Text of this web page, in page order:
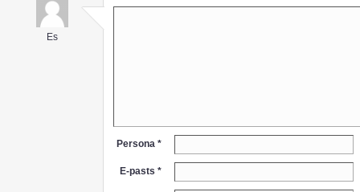
Es
Persona *
E-pasts *